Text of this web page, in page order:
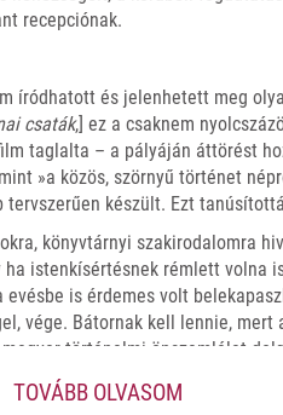
recepciónak.
íródhatott és jelenhetett meg
csaták,] ez a csaknem
taglalta – a pályáján áttörést
»a közös, szörnyű történet
készült. Ezt
könyvtárnyi szakirodalomra
istenkísértésnek rémlett volna
is érdemes volt
vége. Bátornak kell lennie, mert
történelmi önszemlélet
ellenében az 1956-os
lassan-lassan
TOVÁBB OLVASOM